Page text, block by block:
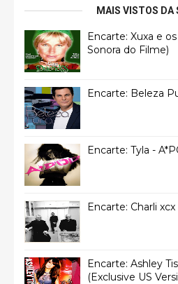
MAIS VISTOS DA
Encarte: Xuxa e
Sonora do Filme)
Encarte: Beleza
Encarte: Tyla -
Encarte: Charli
Encarte: Ashley
(Exclusive US